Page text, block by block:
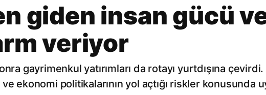
giden insan gücü
veriyor
gayrimenkul yatırımları da rotayı yurtdışına çevirdi.
ekonomi politikalarının yol açtığı riskler konusunda